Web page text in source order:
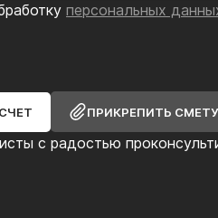
с радостью
персональных
ПРИКРЕПИТЬ СМЕТУ